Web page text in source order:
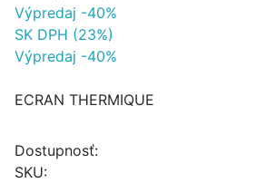
Výpredaj -40%
SK DPH (23%)
Výpredaj -40%
ECRAN THERMIQUE
Dostupnosť:
SKU: